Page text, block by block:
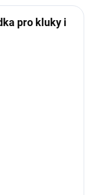
pro kluky i